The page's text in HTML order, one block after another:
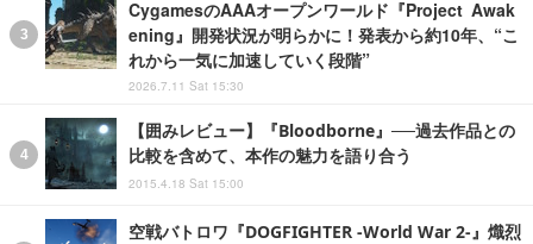
CygamesのAAAオープンワールド『Project Awak
ening』開発状況が明らかに！発表から約10年、“こ
れから一気に加速していく段階”
2026.7.11 Sat 15:30
【囲みレビュー】『Bloodborne』──過去作品との
比較を含めて、本作の魅力を語り合う
2015.4.18 Sat 15:00
空戦バトロワ『DOGFIGHTER -World War 2-』熾烈